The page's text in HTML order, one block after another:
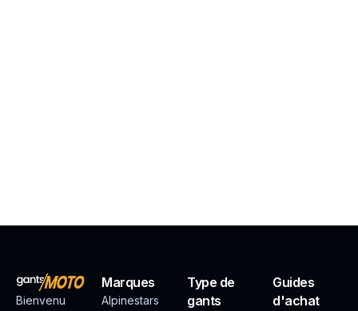
Bienvenu
Marques
Alpinestars
Type de
gants
Guides
d'achat